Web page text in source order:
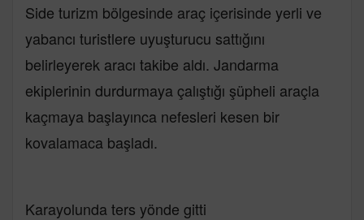
Side turizm bölgesinde araç içerisinde yerli ve
yabancı turistlere uyuşturucu sattığını
belirleyerek aracı takibe aldı. Jandarma
ekiplerinin durdurmaya çalıştığı şüpheli araçla
kaçmaya başlayınca nefesleri kesen bir
kovalamaca başladı.
Karayolunda ters yönde gitti